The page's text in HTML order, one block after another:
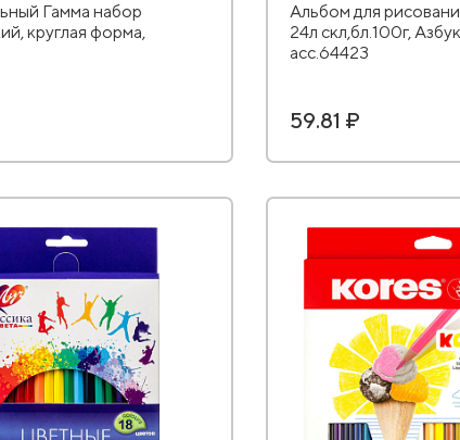
Гамма набор
круглая форма,
Альбом для
24л скл,бл.100г,
асс.64423
59.81 ₽